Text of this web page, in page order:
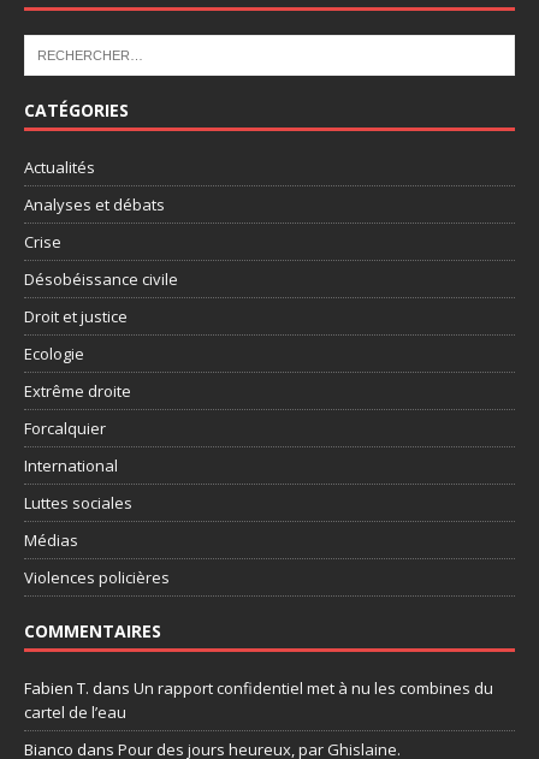
CATÉGORIES
Actualités
Analyses et débats
Crise
Désobéissance civile
Droit et justice
Ecologie
Extrême droite
Forcalquier
International
Luttes sociales
Médias
Violences policières
COMMENTAIRES
Fabien T. dans Un rapport confidentiel met à nu les combines du
cartel de l’eau
Bianco dans Pour des jours heureux, par Ghislaine.